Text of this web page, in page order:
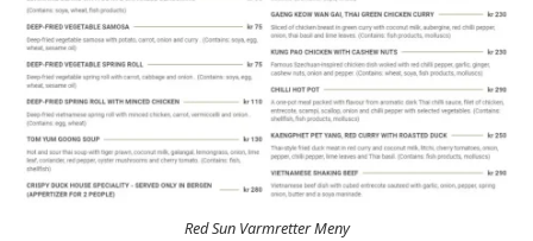
Red Sun Varmretter Meny